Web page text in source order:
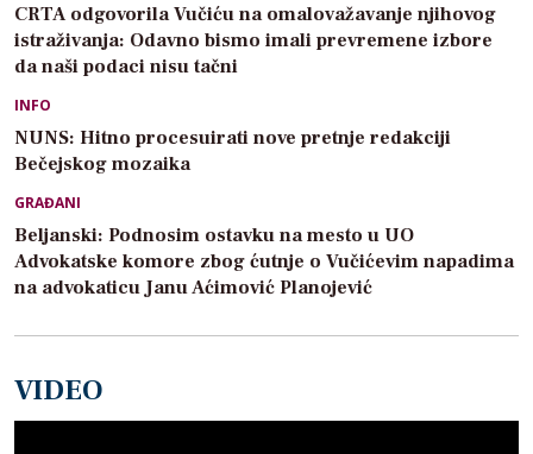
CRTA odgovorila Vučiću na omalovažavanje njihovog
istraživanja: Odavno bismo imali prevremene izbore
da naši podaci nisu tačni
INFO
NUNS: Hitno procesuirati nove pretnje redakciji
Bečejskog mozaika
GRAĐANI
Beljanski: Podnosim ostavku na mesto u UO
Advokatske komore zbog ćutnje o Vučićevim napadima
na advokaticu Janu Aćimović Planojević
VIDEO